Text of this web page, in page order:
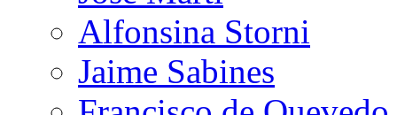
Alfonsina Storni
Jaime Sabines